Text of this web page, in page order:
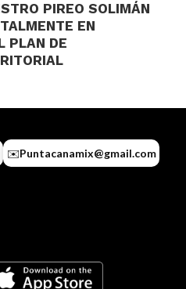
PIREO SOLIMÁN
EN
PLAN DE
✉️Puntacanamix@gmail.com